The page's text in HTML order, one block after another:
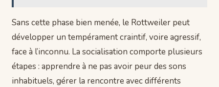
Sans cette phase bien menée, le Rottweiler peut
développer un tempérament craintif, voire agressif,
face à l’inconnu. La socialisation comporte plusieurs
étapes : apprendre à ne pas avoir peur des sons
inhabituels, gérer la rencontre avec différents